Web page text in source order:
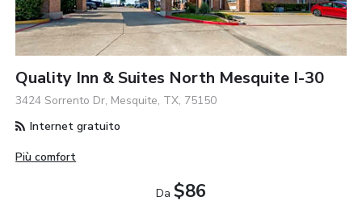
Quality Inn & Suites North Mesquite I-30
3424 Sorrento Dr, Mesquite, TX, 75150
Internet gratuito
Più comfort
Da $86